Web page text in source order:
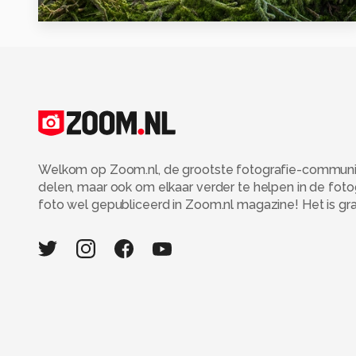
Welkom op Zoom.nl, de grootste fotografie-
delen, maar ook om elkaar verder te helpen in de
foto wel gepubliceerd in Zoom.nl magazine! Het is